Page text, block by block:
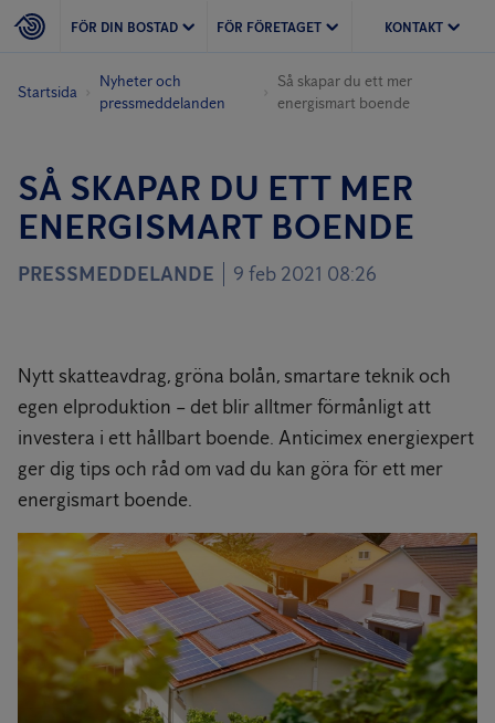
FÖR DIN BOSTAD FÖR FÖRETAGET KONTAKT
Startsida
Nyheter och
pressmeddelanden
Så skapar du ett mer
energismart boende
SÅ SKAPAR DU ETT MER
ENERGISMART BOENDE
PRESSMEDDELANDE 9 feb 2021 08:26
Nytt skatteavdrag, gröna bolån, smartare teknik och
egen elproduktion – det blir alltmer förmånligt att
investera i ett hållbart boende. Anticimex energiexpert
ger dig tips och råd om vad du kan göra för ett mer
energismart boende.